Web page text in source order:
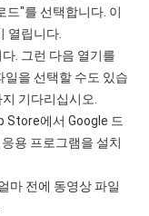
드"를 선택합니다. 이
열립니다.
. 그런 다음 열기를
일을 선택할 수도 있습
기다리십시오.
Store에서 Google 드
용 프로그램을 설치
마 전에 동영상 파일